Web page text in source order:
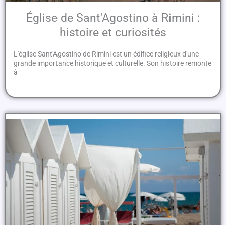
Église de Sant'Agostino à Rimini :
histoire et curiosités
L'église Sant'Agostino de Rimini est un édifice religieux d'une
grande importance historique et culturelle. Son histoire remonte
à